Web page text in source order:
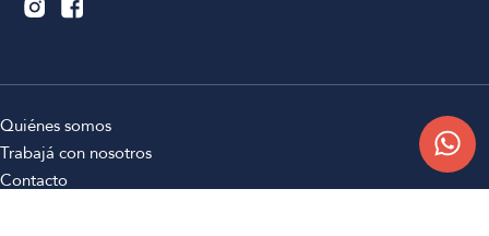
Quiénes somos
Trabajá con nosotros
Contacto